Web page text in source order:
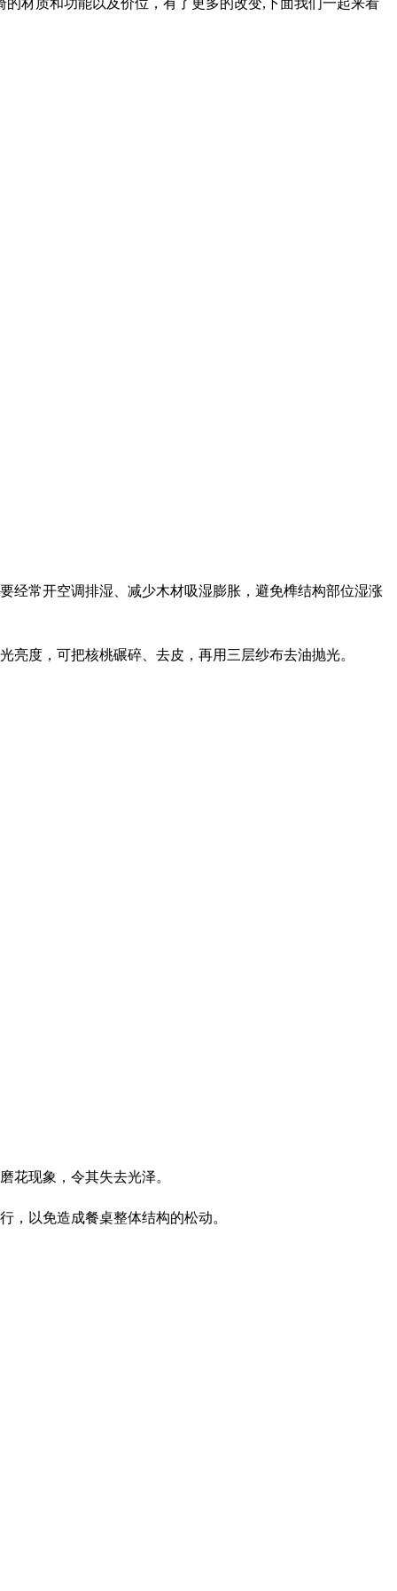
常开空调排湿、减少木材吸湿膨胀，避免榫结构部位湿涨
度，可把核桃碾碎、去皮，再用三层纱布去油抛光。
现象，令其失去光泽。
以免造成餐桌整体结构的松动。